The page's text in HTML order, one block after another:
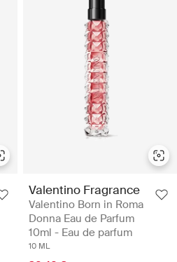
Valentino Fragrance
Valentino Born in Roma
Donna Eau de Parfum
10ml - Eau de parfum
10 ML